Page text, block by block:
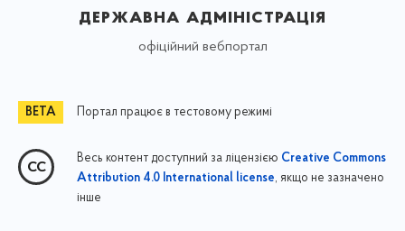
державна адміністрація
офіційний вебпортал
Портал працює в тестовому режимі
Весь контент доступний за ліцензією Creative Commons
Attribution 4.0 International license, якщо не зазначено
інше